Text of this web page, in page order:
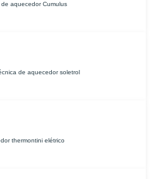
de aquecedor Cumulus
de aquecedor soletrol
thermontini elétrico